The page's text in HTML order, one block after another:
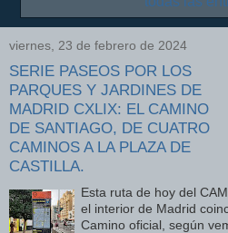
viernes, 23 de febrero de 2024
SERIE PASEOS POR LOS
PARQUES Y JARDINES DE
MADRID CXLIX: EL CAMINO
DE SANTIAGO, DE CUATRO
CAMINOS A LA PLAZA DE
CASTILLA.
Esta ruta de hoy del
el interior de Madrid
Camino oficial, según